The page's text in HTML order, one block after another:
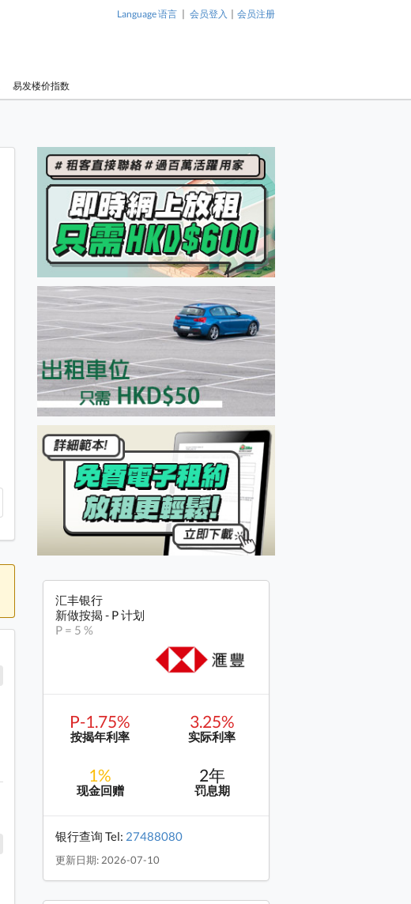
Language 语言 | 会员登入 | 会员注册
易发楼价指数
汇丰银行
新做按揭 - P 计划
P = 5 %
P-1.75%
按揭年利率
3.25%
实际利率
1%
现金回赠
2年
罚息期
银行查询 Tel: 27488080
更新日期: 2026-07-10